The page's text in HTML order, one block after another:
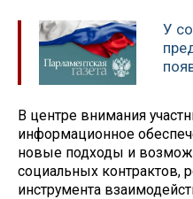
У
В центре внимания
информационное
новые подходы и
социальных контрактов,
инструмента